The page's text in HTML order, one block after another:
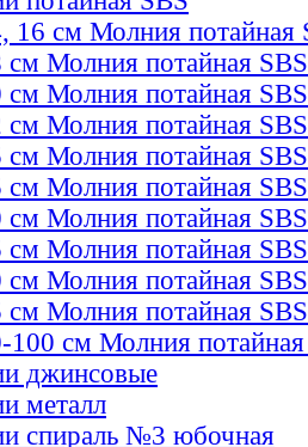
16 см Молния потайная
см Молния потайная SBS
см Молния потайная SBS
см Молния потайная SBS
см Молния потайная SBS
см Молния потайная SBS
см Молния потайная SBS
см Молния потайная SBS
см Молния потайная SBS
см Молния потайная SBS
100 см Молния
джинсовые
металл
спираль №3 юбочная